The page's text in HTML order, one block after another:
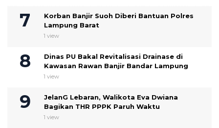
Korban Banjir Suoh Diberi Bantuan Polres
Lampung Barat
1 view
Dinas PU Bakal Revitalisasi Drainase di
Kawasan Rawan Banjir Bandar Lampung
1 view
JelanG Lebaran, Walikota Eva Dwiana
Bagikan THR PPPK Paruh Waktu
1 view